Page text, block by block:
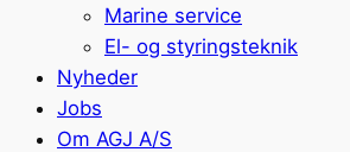
Marine service
El- og styringsteknik
Nyheder
Jobs
Om AGJ A/S